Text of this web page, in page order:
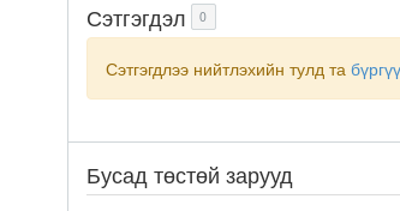
Сэтгэгдэл 0
Сэтгэгдлээ нийтлэхийн тулд та
Бусад төстөй зарууд